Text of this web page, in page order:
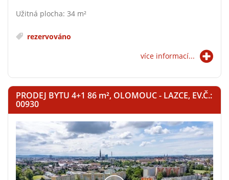
Užitná plocha: 34 m²
rezervováno
více informací...
PRODEJ BYTU 4+1 86 m², OLOMOUC - LAZCE, EV.Č.:
00930